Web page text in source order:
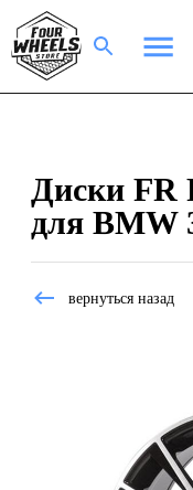
Диски FR
для BMW
вернуться назад